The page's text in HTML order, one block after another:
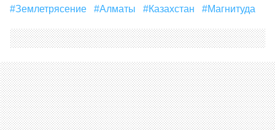
#землетрясение #Алматы #Казахстан #магнитуда